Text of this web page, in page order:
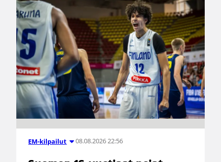
EM-kilpailut 08.08.2026 22:56